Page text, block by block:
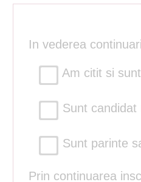
In vederea
Am citit si
Sunt
Sunt parinte
Prin continuarea